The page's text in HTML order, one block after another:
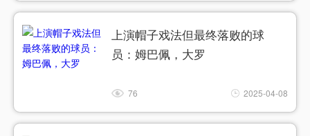
上演帽子戏法但最终落败的球
员：姆巴佩，大罗
76 2025-04-08